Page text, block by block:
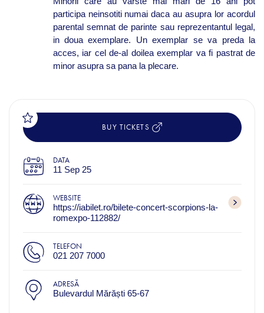
participa neinsotiti numai daca au asupra lor acordul
parental semnat de parinte sau reprezentantul legal,
in doua exemplare. Un exemplar se va preda la
acces, iar cel de-al doilea exemplar va fi pastrat de
minor asupra sa pana la plecare.
BUY TICKETS
DATA
11 Sep 25
WEBSITE
https://iabilet.ro/bilete-concert-scorpions-la-
romexpo-112882/
TELEFON
021 207 7000
ADRESĂ
Bulevardul Mărăști 65-67